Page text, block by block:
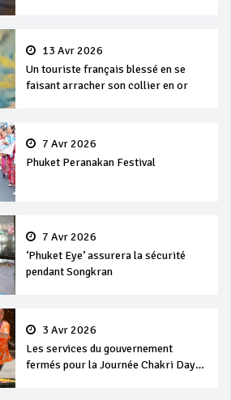
13 Avr 2026
Un touriste français blessé en se
faisant arracher son collier en or
7 Avr 2026
Phuket Peranakan Festival
7 Avr 2026
‘Phuket Eye’ assurera la sécurité
pendant Songkran
3 Avr 2026
Les services du gouvernement
fermés pour la Journée Chakri Day